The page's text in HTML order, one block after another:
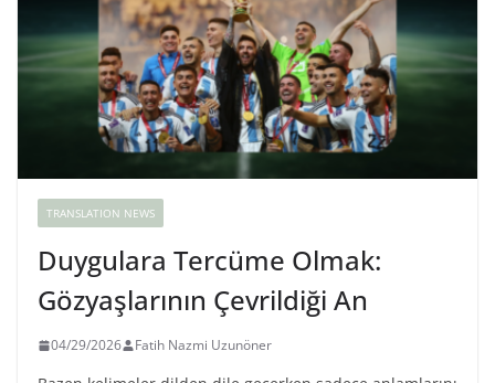
TRANSLATION NEWS
Duygulara Tercüme Olmak:
Gözyaşlarının Çevrildiği An
04/29/2026 Fatih Nazmi Uzunöner